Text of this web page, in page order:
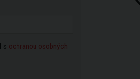
s ochranou osobných